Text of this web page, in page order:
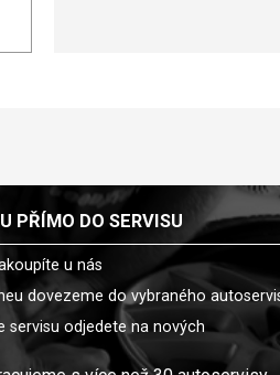
PŘÍMO DO SERVISU
u nás
dovezeme do vybraného
servisu odjedete na nových